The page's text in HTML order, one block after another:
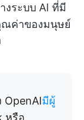
งระบบ AI ที่มี
ณค่าของมนุษย์
OpenAIมีผู้
หรือ